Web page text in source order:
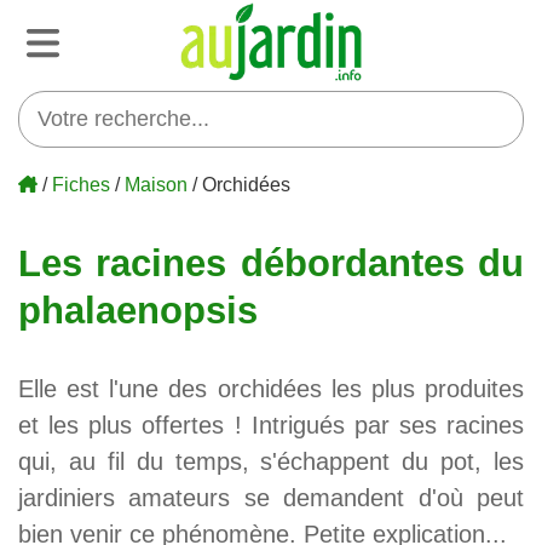
/ Fiches / Maison / Orchidées
Les racines débordantes du
phalaenopsis
Elle est l'une des orchidées les plus produites
et les plus offertes ! Intrigués par ses racines
qui, au fil du temps, s'échappent du pot, les
jardiniers amateurs se demandent d'où peut
bien venir ce phénomène. Petite explication...